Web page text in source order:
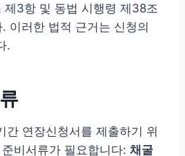
제3항 및 동법 시행령 제38조
이러한 법적 근거는 신청의
.
간 연장신청서를 제출하기 위
비서류가 필요합니다: 채굴